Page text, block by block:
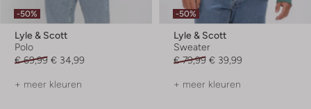
-50%
Lyle & Scott
Polo
€ 69,99 € 34,99
+ meer kleuren
-50%
Lyle & Scott
Sweater
€ 79,99 € 39,99
+ meer kleuren